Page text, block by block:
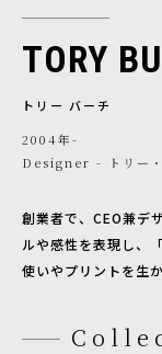
TORY
トリー バーチ
2004年-
Designer - トリー
創業者で、CEO兼デ
ルや感性を表現し、
使いやプリントを生